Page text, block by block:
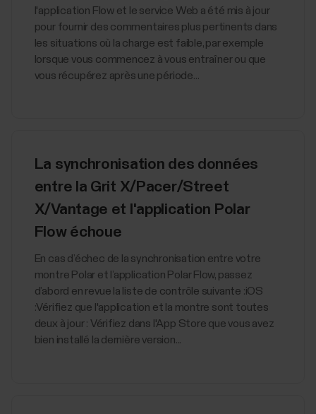
l'application Flow et le service Web a été mis à jour
pour fournir des commentaires plus pertinents dans
les situations où la charge est faible, par exemple
lorsque vous commencez à vous entraîner ou que
vous récupérez après une période...
La synchronisation des données
entre la Grit X/Pacer/Street
X/Vantage et l'application Polar
Flow échoue
En cas d’échec de la synchronisation entre votre
montre Polar et l’application Polar Flow, passez
d’abord en revue la liste de contrôle suivante :iOS
:Vérifiez que l'application et la montre sont toutes
deux à jour : Vérifiez dans l'App Store que vous avez
bien installé la dernière version...